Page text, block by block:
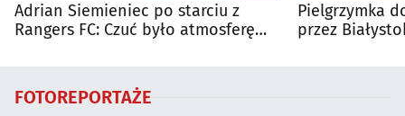
Adrian Siemieniec po starciu z
Rangers FC: Czuć było atmosferę
Pielgrzymka
przez
FOTOREPORTAŻE